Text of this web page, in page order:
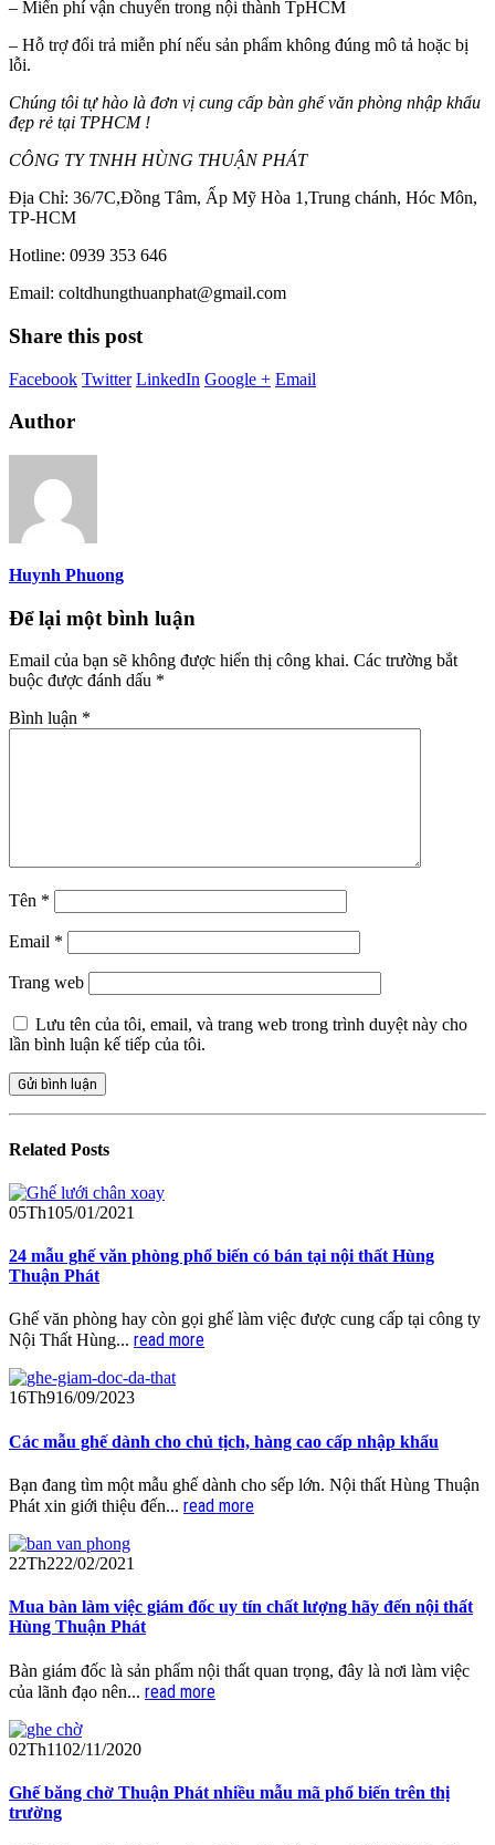
– Miển phí vận chuyển trong nội thành TpHCM
– Hỗ trợ đổi trả miễn phí nếu sản phẩm không đúng mô tả hoặc bị
lỗi.
Chúng tôi tự hào là đơn vị cung cấp bàn ghế văn phòng nhập khẩu
đẹp rẻ tại TPHCM !
CÔNG TY TNHH HÙNG THUẬN PHÁT
Địa Chỉ: 36/7C,Đồng Tâm, Ấp Mỹ Hòa 1,Trung chánh, Hóc Môn,
TP-HCM
Hotline: 0939 353 646
Email: coltdhungthuanphat@gmail.com
Share this post
Facebook Twitter LinkedIn Google + Email
Author
Huynh Phuong
Để lại một bình luận
Email của bạn sẽ không được hiển thị công khai. Các trường bắt
buộc được đánh dấu *
Bình luận *
Tên *
Email *
Trang web
Lưu tên của tôi, email, và trang web trong trình duyệt này cho
lần bình luận kế tiếp của tôi.
Related Posts
05Th105/01/2021
24 mẫu ghế văn phòng phổ biến có bán tại nội thất Hùng
Thuận Phát
Ghế văn phòng hay còn gọi ghế làm việc được cung cấp tại công ty
Nội Thất Hùng... read more
16Th916/09/2023
Các mẫu ghế dành cho chủ tịch, hàng cao cấp nhập khẩu
Bạn đang tìm một mẫu ghế dành cho sếp lớn. Nội thất Hùng Thuận
Phát xin giới thiệu đến... read more
22Th222/02/2021
Mua bàn làm việc giám đốc uy tín chất lượng hãy đến nội thất
Hùng Thuận Phát
Bàn giám đốc là sản phẩm nội thất quan trọng, đây là nơi làm việc
của lãnh đạo nên... read more
02Th1102/11/2020
Ghế băng chờ Thuận Phát nhiều mẫu mã phổ biến trên thị
trường